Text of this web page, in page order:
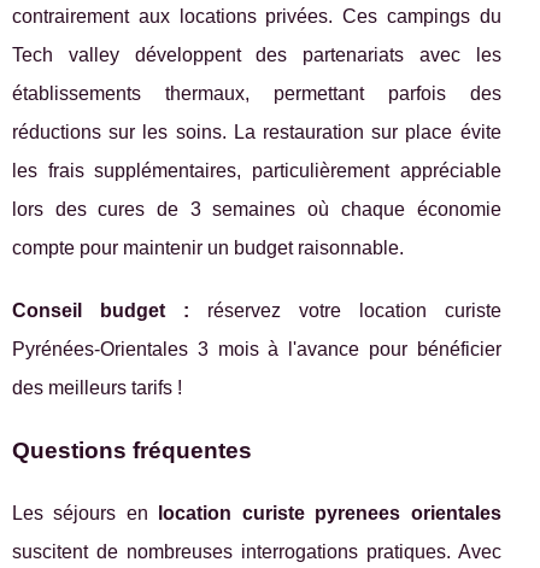
contrairement aux locations privées. Ces campings du
Tech valley développent des partenariats avec les
établissements thermaux, permettant parfois des
réductions sur les soins. La restauration sur place évite
les frais supplémentaires, particulièrement appréciable
lors des cures de 3 semaines où chaque économie
compte pour maintenir un budget raisonnable.
Conseil budget : réservez votre location curiste
Pyrénées-Orientales 3 mois à l'avance pour bénéficier
des meilleurs tarifs !
Questions fréquentes
Les séjours en
location curiste pyrenees orientales
suscitent de nombreuses interrogations pratiques. Avec